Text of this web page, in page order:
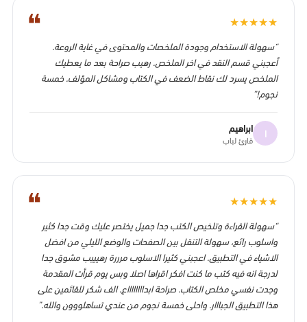
❝ ★
★
★
★
★
“سهولة الاستخدام وجودة الملخصات والمحتوى في غاية الروعة.
أعجبني قسم النقد في اخر الملخص. رهيب صراحة بعد ما يعطيك
الملخص يسرد لك نقاط الضعف في الكتاب ومشاكل المؤلف. خمسة
نجوم!”
ا ابراهيم
قارئ لباب
❝ ★
★
★
★
★
“سهولة القراءة وتلخيص الكتب جدا جميل يختصر عليك وقت جدا كثير
واسلوب رائع، سهولة التنقل بين الصفحات والوضع الليلي من افضل
الاشياء في التطبيق. اعجبني كثيرا الاسلوب مرررة رهيييب مشوق جدا
لدرجة انه فيه كتب ما كنت افكر اقراها اصلا وبس يوم قرأت المقدمة
وجدت نفسي مخلص الكتاب. صراحة ابدااااااااع. الف شكر للقائمين على
هذا التطبيق الجبااار. واحلى خمسة نجوم من عندي تساهلووون والله.”